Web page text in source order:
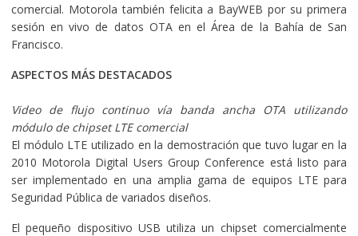
comercial. Motorola también felicita a BayWEB por su primera
sesión en vivo de datos OTA en el Área de la Bahía de San
Francisco.
ASPECTOS MÁS DESTACADOS
Video de flujo continuo vía banda ancha OTA utilizando
módulo de chipset LTE comercial
El módulo LTE utilizado en la demostración que tuvo lugar en la
2010 Motorola Digital Users Group Conference está listo para
ser implementado en una amplia gama de equipos LTE para
Seguridad Pública de variados diseños.
El pequeño dispositivo USB utiliza un chipset comercialmente